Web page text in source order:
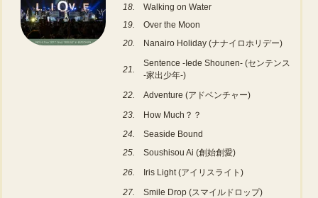
18.
Walking on Water
19.
Over the Moon
20.
Nanairo Holiday (ナナイロホリデー)
21.
Sentence -Iede Shounen- (センテンス
-家出少年-)
22.
Adventure (アドベンチャー)
23.
How Much？？
24.
Seaside Bound
25.
Soushisou Ai (創始創愛)
26.
Iris Light (アイリスライト)
27.
Smile Drop (スマイルドロップ)